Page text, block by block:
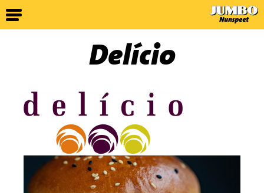
Delício